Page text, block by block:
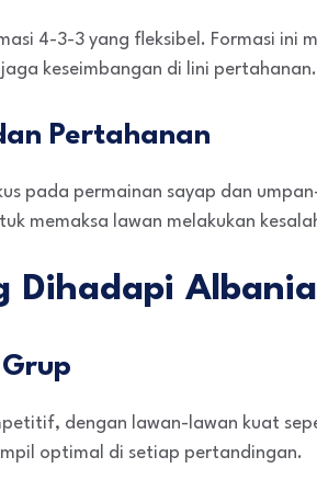
4-3-3 yang fleksibel. Formasi ini
keseimbangan di lini pertahanan.
Pertahanan
pada permainan sayap dan
memaksa lawan melakukan
Dihadapi Albania
dengan lawan-lawan kuat
optimal di setiap pertandingan.